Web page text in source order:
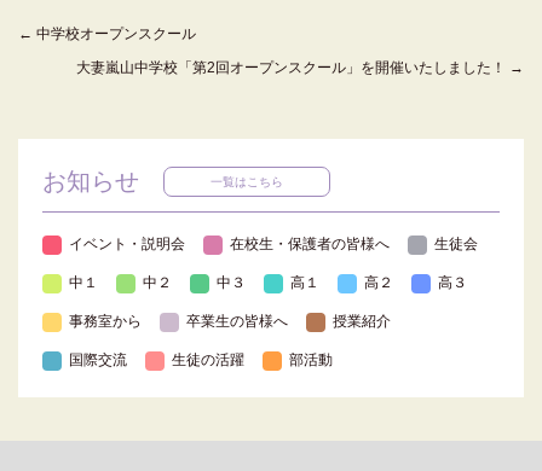
← 中学校オープンスクール
大妻嵐山中学校「第2回オープンスクール」を開催いたしました！
→
お知らせ 一覧はこちら
イベント・説明会 在校生・保護者の皆様へ 生徒会
中１ 中２ 中３ 高１ 高２ 高３
事務室から 卒業生の皆様へ 授業紹介
国際交流 生徒の活躍 部活動